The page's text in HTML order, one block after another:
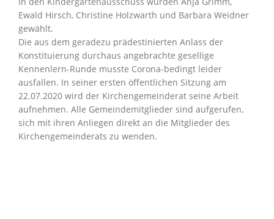
Ewald Hirsch, Christine Holzwarth und Barbara Weidner
gewählt.
Die aus dem geradezu prädestinierten Anlass der
Konstituierung durchaus angebrachte gesellige
Kennenlern-Runde musste Corona-bedingt leider
ausfallen. In seiner ersten öffentlichen Sitzung am
22.07.2020 wird der Kirchengemeinderat seine Arbeit
aufnehmen. Alle Gemeindemitglieder sind aufgerufen,
sich mit ihren Anliegen direkt an die Mitglieder des
Kirchengemeinderats zu wenden.